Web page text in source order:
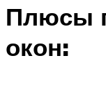
Плюсы
окон: